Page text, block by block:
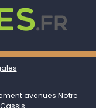
avenues Notre